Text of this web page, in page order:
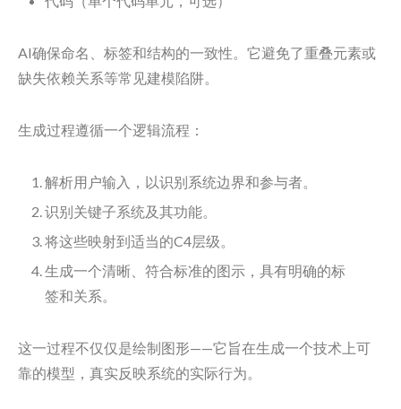
AI确保命名、标签和结构的一致性。它避免了重叠元素或
缺失依赖关系等常见建模陷阱。
生成过程遵循一个逻辑流程：
解析用户输入，以识别系统边界和参与者。
识别关键子系统及其功能。
将这些映射到适当的C4层级。
生成一个清晰、符合标准的图示，具有明确的标
签和关系。
这一过程不仅仅是绘制图形——它旨在生成一个技术上可
靠的模型，真实反映系统的实际行为。